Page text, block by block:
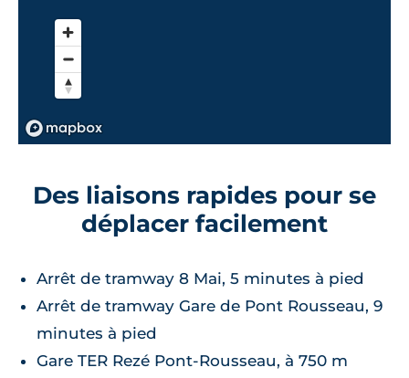
Des liaisons rapides pour se
déplacer facilement
Arrêt de tramway 8 Mai, 5 minutes à pied
Arrêt de tramway Gare de Pont Rousseau, 9
minutes à pied
Gare TER Rezé Pont-Rousseau, à 750 m